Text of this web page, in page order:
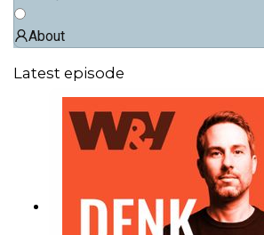
About
Latest episode